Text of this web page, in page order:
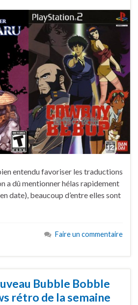
entendu favoriser les traductions
a dû mentionner hélas rapidement
date), beaucoup d’entre elles sont
Faire un commentaire
Bubble Bobble
rétro de la semaine